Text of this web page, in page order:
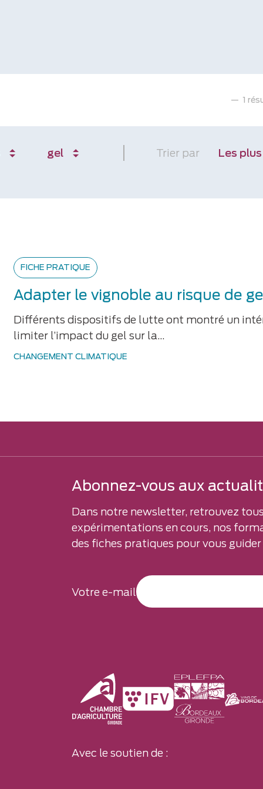
— 1
gel Trier par Les
Adapter le vignoble au risque de
CHANGEMENT CLIMATIQUE
FICHE PRATIQUE
Différents dispositifs de lutte ont montré un
limiter l’impact du gel sur la…
Abonnez-vous aux
Dans notre newsletter, retrouvez
expérimentations en cours, nos
des fiches pratiques pour vous
Votre e-mail
Avec le soutien de :